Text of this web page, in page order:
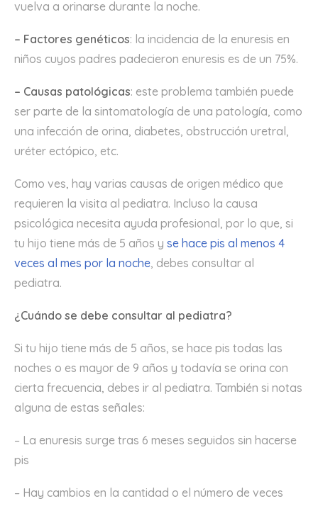
vuelva a orinarse durante la noche.
– Factores genéticos: la incidencia de la enuresis en
niños cuyos padres padecieron enuresis es de un 75%.
– Causas patológicas: este problema también puede
ser parte de la sintomatología de una patología, como
una infección de orina, diabetes, obstrucción uretral,
uréter ectópico, etc.
Como ves, hay varias causas de origen médico que
requieren la visita al pediatra. Incluso la causa
psicológica necesita ayuda profesional, por lo que, si
tu hijo tiene más de 5 años y se hace pis al menos 4
veces al mes por la noche, debes consultar al
pediatra.
¿Cuándo se debe consultar al pediatra?
Si tu hijo tiene más de 5 años, se hace pis todas las
noches o es mayor de 9 años y todavía se orina con
cierta frecuencia, debes ir al pediatra. También si notas
alguna de estas señales:
– La enuresis surge tras 6 meses seguidos sin hacerse
pis
– Hay cambios en la cantidad o el número de veces